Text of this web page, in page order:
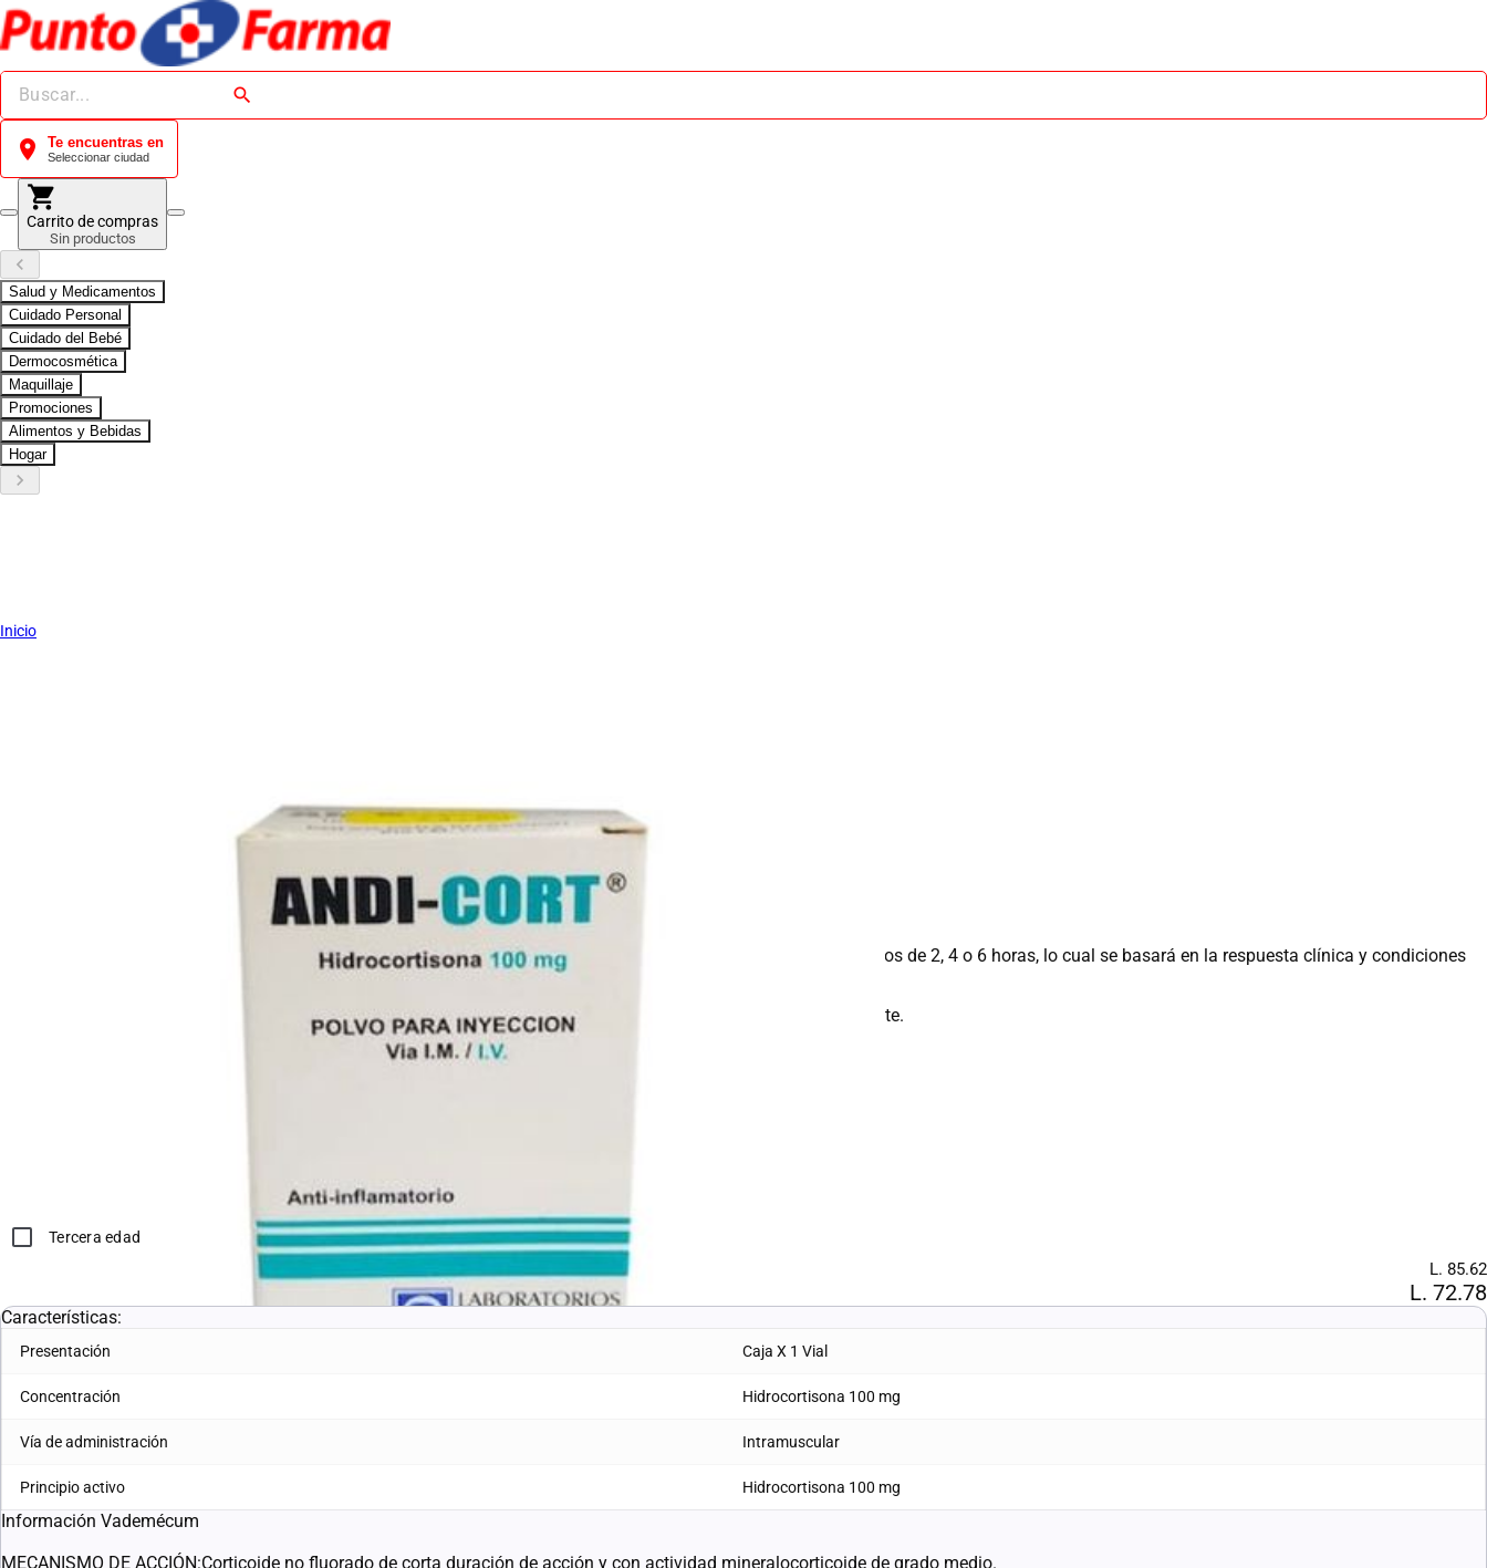
search
location_on Te encuentras en
Seleccionar ciudad
shopping_cart
Carrito de compras
Sin productos
keyboard_arrow_left
Salud y Medicamentos
Cuidado Personal
Cuidado del Bebé
Dermocosmética
Maquillaje
Promociones
Alimentos y Bebidas
Hogar
keyboard_arrow_right
Inicio
La dosis inicial es de 100 a 500 mg, dependiendo de la gravedad del caso, esta dosis puede ser repetida a intervalos de 2, 4 o 6 horas, lo cual se basará en la respuesta clínica y condiciones
del paciente. Administrar con precaución y con seguimiento médico
*Compras con receta médica o tercera edad, deben adjuntar en el siguiente paso la documentación correspondiente.
Tercera edad
L. 85.62
L. 72.78
Características:
Presentación Caja X 1 Vial
Concentración Hidrocortisona 100 mg
Vía de administración Intramuscular
Principio activo Hidrocortisona 100 mg
Información Vademécum
MECANISMO DE ACCIÓN:Corticoide no fluorado de corta duración de acción y con actividad mineralocorticoide de grado medio.